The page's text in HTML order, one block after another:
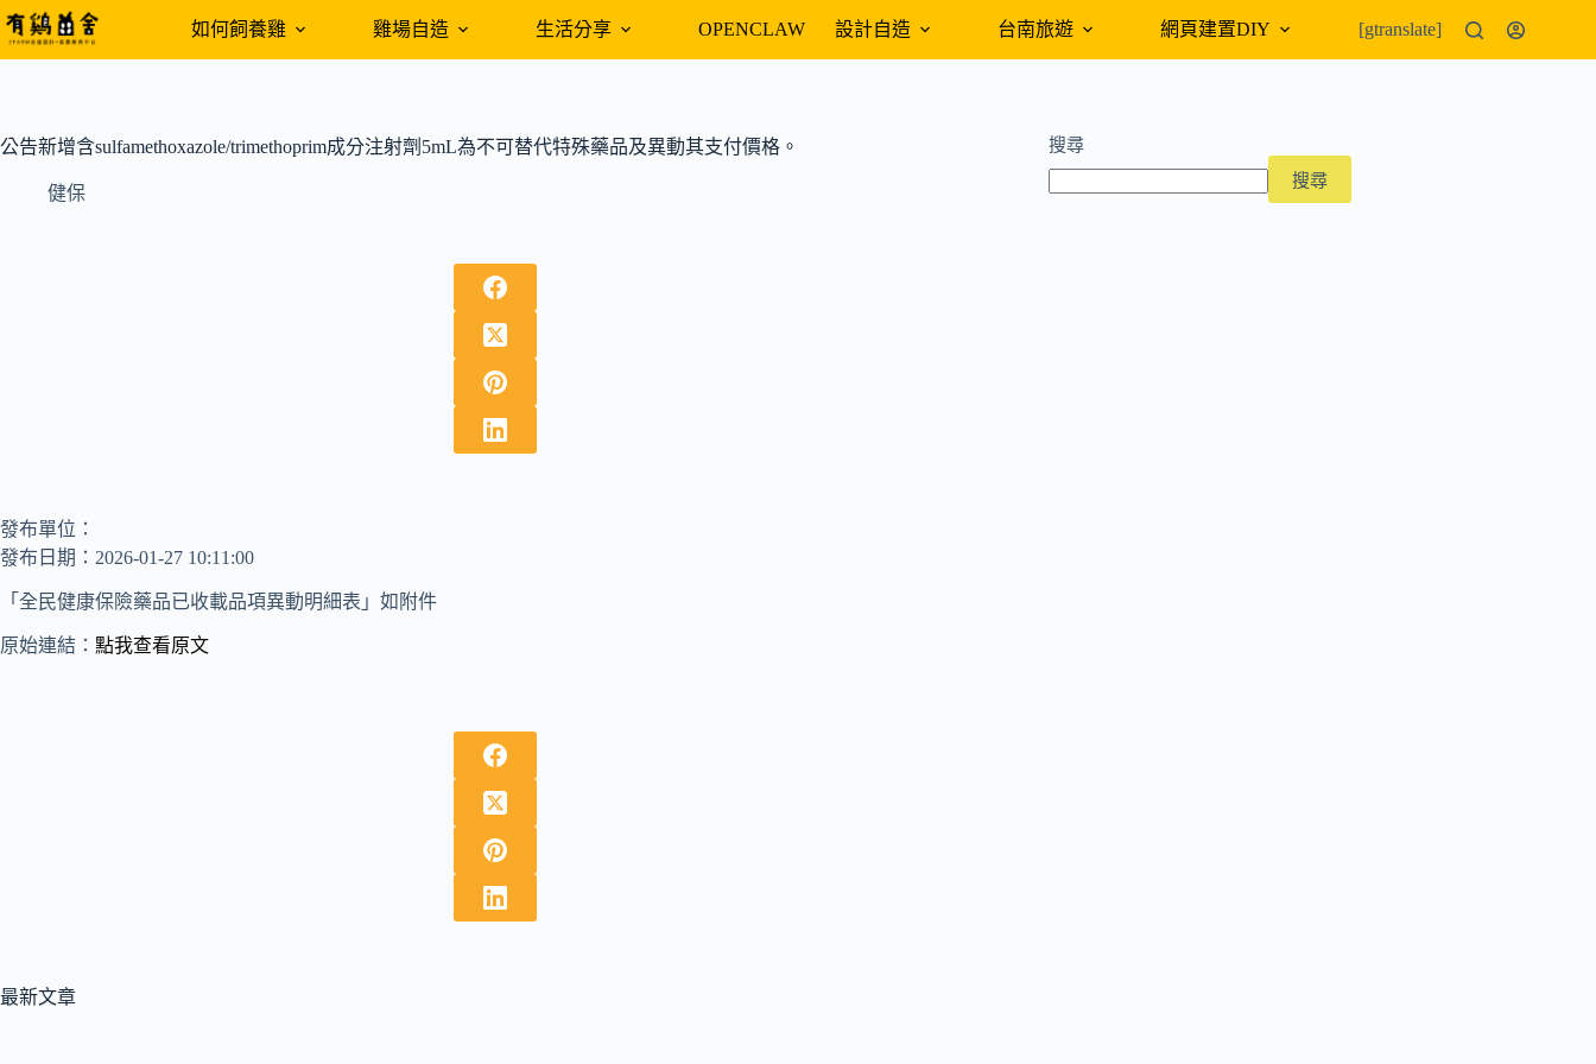
跳
至
容
如何飼養雞 雞場自造 生活分享 OPENCLAW 設計自造 台南旅遊 網頁建置DIY 外幣匯率
[gtranslate]
公告新增含sulfamethoxazole/trimethoprim成分注射劑5mL為不可替代特殊藥品及異動其支付價格。
健保
發布單位：
發布日期：2026-01-27 10:11:00
「全民健康保險藥品已收載品項異動明細表」如附件
原始連結： 點我查看原文
搜尋
搜尋
最新文章